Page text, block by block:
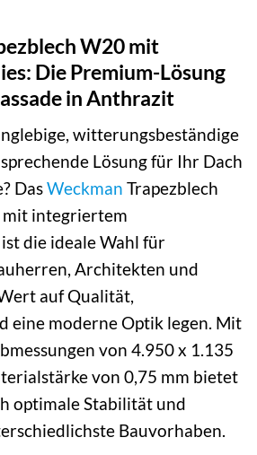
W20 mit
Die Premium-Lösung
in Anthrazit
witterungsbeständige
Lösung für Ihr Dach
DasWeckman Trapezblech
integriertem
die ideale Wahl für
Architekten und
auf Qualität,
eine moderne Optik legen. Mit
von 4.950 x 1.135
von 0,75 mm bietet
optimale Stabilität und
Bauvorhaben.